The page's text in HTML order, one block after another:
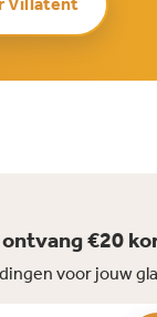
€20
voor jouw